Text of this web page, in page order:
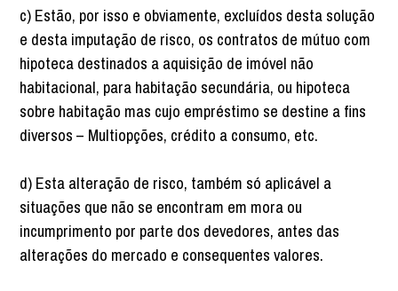
c) Estão, por isso e obviamente, excluídos desta solução
e desta imputação de risco, os contratos de mútuo com
hipoteca destinados a aquisição de imóvel não
habitacional, para habitação secundária, ou hipoteca
sobre habitação mas cujo empréstimo se destine a fins
diversos – Multiopções, crédito a consumo, etc.
d) Esta alteração de risco, também só aplicável a
situações que não se encontram em mora ou
incumprimento por parte dos devedores, antes das
alterações do mercado e consequentes valores.